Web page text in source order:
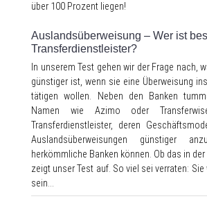
über 100 Prozent liegen!
Auslandsüberweisung – Wer ist
Transferdienstleister?
In unserem Test gehen wir der Frage nach,
günstiger ist, wenn sie eine Überweisung
tätigen wollen. Neben den Banken
Namen wie Azimo oder
Transferdienstleister, deren
Auslandsüberweisungen günstiger
herkömmliche Banken können. Ob das in
zeigt unser Test auf. So viel sei verraten:
sein…